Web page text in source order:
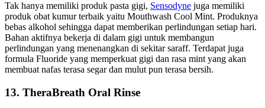
Tak hanya memiliki produk pasta gigi, Sensodyne juga memiliki
produk obat kumur terbaik yaitu Mouthwash Cool Mint. Produknya
bebas alkohol sehingga dapat memberikan perlindungan setiap hari.
Bahan aktifnya bekerja di dalam gigi untuk membangun
perlindungan yang menenangkan di sekitar saraff. Terdapat juga
formula Fluoride yang memperkuat gigi dan rasa mint yang akan
membuat nafas terasa segar dan mulut pun terasa bersih.
13. TheraBreath Oral Rinse